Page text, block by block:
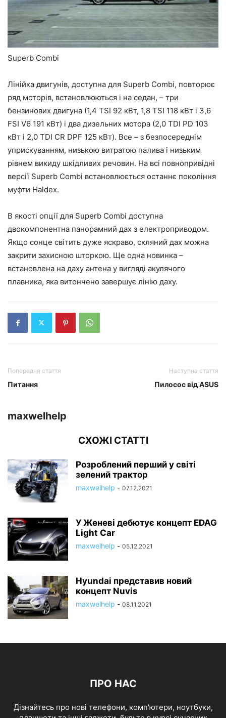
Superb Combi
Лінійка двигунів, доступна для Superb Combi, повторює
ряд моторів, встановлюються і на седан, – три
бензинових двигуна (1,4 TSI 92 кВт, 1,8 TSI 118 кВт і 3,6
FSI V6 191 кВт) і два дизельних мотора (2,0 TDI PD 103
кВт і 2,0 TDI CR DPF 125 кВт). Все – з безпосереднім
уприскуванням, низькою витратою палива і низьким
рівнем викиду шкідливих речовин. На всі повнопривідні
версії Superb Combi встановлюється останнє покоління
муфти Haldex.
В якості опції для Superb Combi доступна
двокомпонентна панорамний дах з електроприводом.
Якщо сонце світить дуже яскраво, скляний дах можна
закрити захисною шторкою. Ще одна новинка –
встановлена на даху антена у вигляді акулячого
плавника, яка витончено завершує лінію даху.
Попередня стаття
Питання
Наступна стаття
Пилосос від ASUS
maxwelhelp
СХОЖІ СТАТТІ
Розроблений перший у світі
зелений трактор
maxwelhelp - 07.12.2021
У Женеві дебютує концепт EDAG
Light Car
maxwelhelp - 05.12.2021
Hyundai представив новий
концепт Nuvis
maxwelhelp - 08.11.2021
ПРО НАС
Дізнайтесь про нові телефони, комп'ютери, ноутбуки,